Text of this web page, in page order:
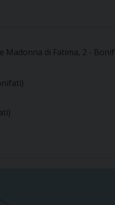
Madonna di Fatima, 2 -